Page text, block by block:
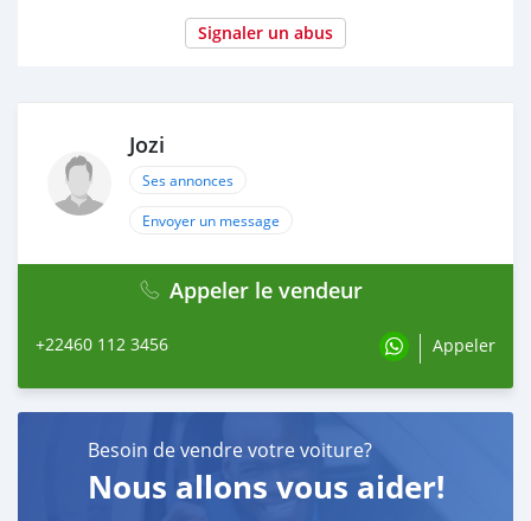
Signaler un abus
Jozi
Ses annonces
Envoyer un message
Appeler le vendeur
+22460 112 3456 Appeler
Besoin de vendre votre voiture?
Nous allons vous aider!